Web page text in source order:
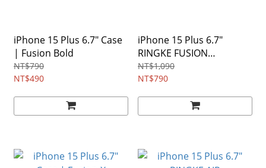
iPhone 15 Plus 6.7" Case
| Fusion Bold
NT$790
NT$490
iPhone 15 Plus 6.7"
RINGKE FUSION
MAGNETIC
NT$1,090
NT$790